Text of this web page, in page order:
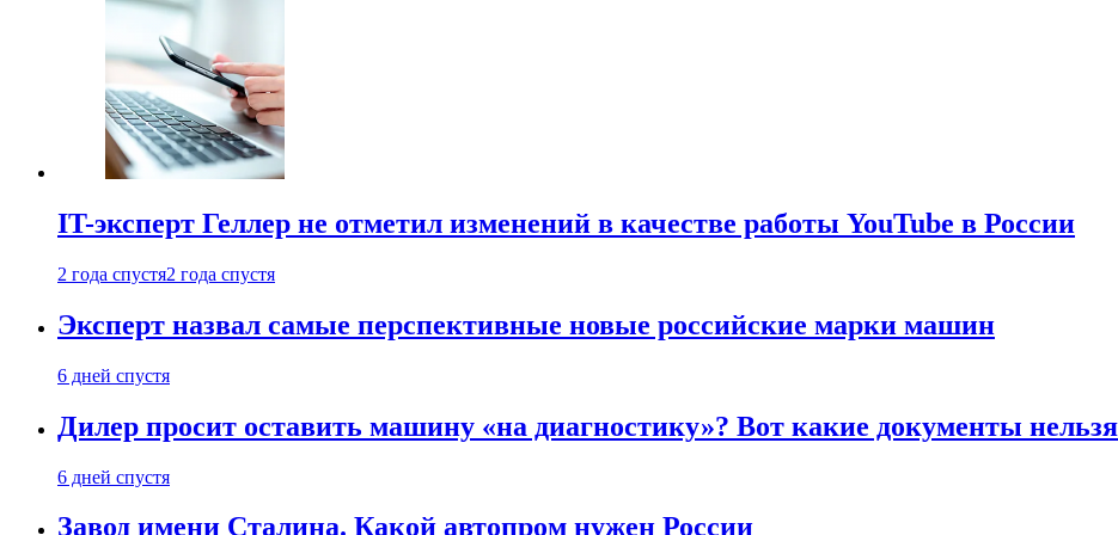
IT-эксперт Геллер не отметил изменений в качестве работы YouTube в России
2 года спустя2 года спустя
Эксперт назвал самые перспективные новые российские марки машин
6 дней спустя
Дилер просит оставить машину «на диагностику»? Вот какие документы
6 дней спустя
Завод имени Сталина. Какой автопром нужен России